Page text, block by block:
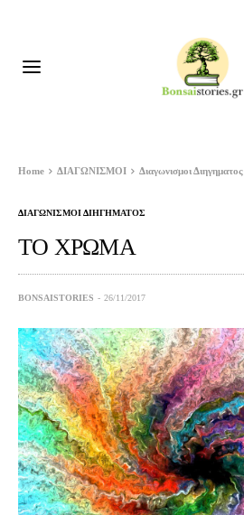
Home ΔΙΑΓΩΝΙΣΜΟΙ Διαγωνισμοι Διηγηματος
ΔΙΑΓΩΝΙΣΜΟΙ ΔΙΗΓΗΜΑΤΟΣ
ΤΟ ΧΡΩΜΑ
BONSAISTORIES 26/11/2017